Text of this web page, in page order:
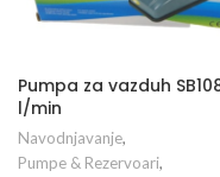
Pumpa za vazduh
l/min
Navodnjavanje,
Pumpe & Rezervoari,